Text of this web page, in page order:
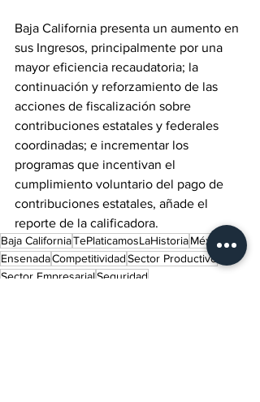
Baja California presenta un aumento en
sus Ingresos, principalmente por una
mayor eficiencia recaudatoria; la
continuación y reforzamiento de las
acciones de fiscalización sobre
contribuciones estatales y federales
coordinadas; e incrementar los
programas que incentivan el
cumplimiento voluntario del pago de
contribuciones estatales, añade el
reporte de la calificadora.
Baja CaliforniaTePlaticamosLaHistoriaMéxico
EnsenadaCompetitividadSector Productivo
Sector EmpresarialSeguridad